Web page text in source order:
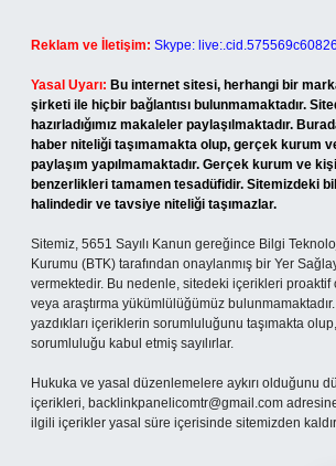
Reklam ve İletişim: Skype:
Yasal Uyarı: Bu internet sitesi, herhangi bir
şirketi ile hiçbir bağlantısı bulunmamaktadır.
hazırladığımız makaleler paylaşılmaktadır.
haber niteliği taşımamakta olup, gerçek kurum
paylaşım yapılmamaktadır. Gerçek kurum ve
benzerlikleri tamamen tesadüfidir. Sitemizdeki
halindedir ve tavsiye niteliği taşımazlar.
Sitemiz, 5651 Sayılı Kanun gereğince Bilgi
Kurumu (BTK) tarafından onaylanmış bir Yer
vermektedir. Bu nedenle, sitedeki içerikleri proaktif
veya araştırma yükümlülüğümüz
yazdıkları içeriklerin sorumluluğunu taşımakta
sorumluluğu kabul etmiş sayılırlar.
Hukuka ve yasal düzenlemelere aykırı olduğunu
içerikleri, backlinkpanelicomtr@gmail.com
ilgili içerikler yasal süre içerisinde sitemizden